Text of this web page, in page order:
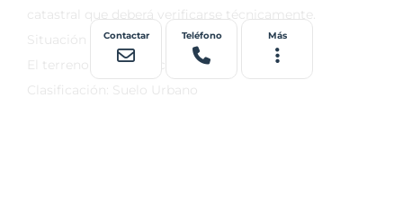
Contactar Teléfono Más